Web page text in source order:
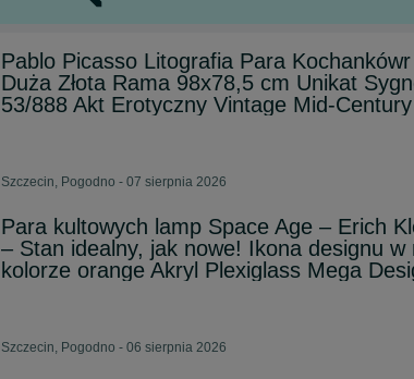
Pablo Picasso Litografia Para
Duża Złota Rama 98x78,5 cm Unikat
53/888 Akt Erotyczny Vintage Mid-
Szczecin, Pogodno - 07 sierpnia 2026
Para kultowych lamp Space Age – Erich
– Stan idealny, jak nowe! Ikona designu w
kolorze orange Akryl Plexiglass Mega
Szczecin, Pogodno - 06 sierpnia 2026